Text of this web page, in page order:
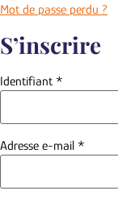
Mot de passe perdu ?
S’inscrire
Identifiant *
Adresse e-mail *